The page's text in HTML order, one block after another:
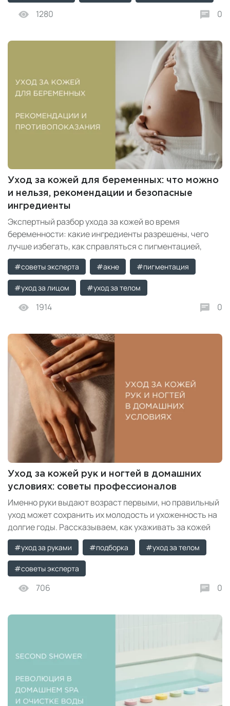
1280 0
Уход за кожей для беременных: что можно
и нельзя, рекомендации и безопасные
ингредиенты
Экспертный разбор ухода за кожей во время
беременности: какие ингредиенты разрешены, чего
лучше избегать, как справляться с пигментацией,
акне, сухостью, зудом и растяжками.
#советы эксперта #акне #пигментация
#уход за лицом #уход за телом
1914 0
Уход за кожей рук и ногтей в домашних
условиях: советы профессионалов
Именно руки выдают возраст первыми, но правильный
уход может сохранить их молодость и ухоженность на
долгие годы. Рассказываем, как ухаживать за кожей
рук и ногтями дома.
#уход за руками #подборка #уход за телом
#советы эксперта
706 0